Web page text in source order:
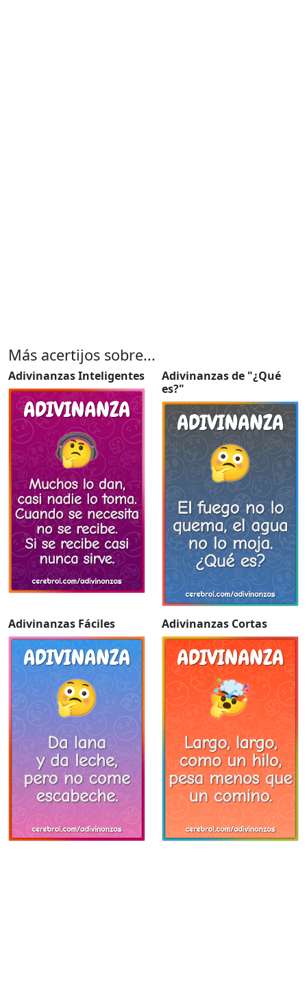
Más acertijos sobre...
Adivinanzas Inteligentes
Adivinanzas de "¿Qué
es?"
Adivinanzas Fáciles Adivinanzas Cortas